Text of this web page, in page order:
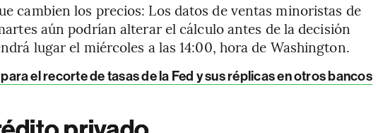
cambien los precios: Los datos de ventas minoristas de
aún podrían alterar el cálculo antes de la decisión
lugar el miércoles a las 14:00, hora de Washington.
el recorte de tasas de la Fed y sus réplicas en otros bancos